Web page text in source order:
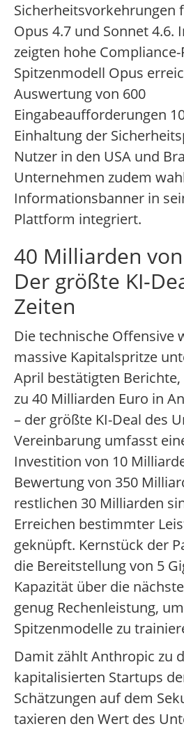
Sicherheitsvorkehrungen
Opus 4.7 und Sonnet 4.6.
zeigten hohe Compliance-
Spitzenmodell Opus
Auswertung von 600
Eingabeaufforderungen
Einhaltung der
Nutzer in den USA und
Unternehmen zudem
Informationsbanner in
Plattform integriert.
40 Milliarden
Der größte KI-
Zeiten
Die technische Offensive
massive Kapitalspritze
April bestätigten Berichte,
zu 40 Milliarden Euro in
– der größte KI-Deal des
Vereinbarung umfasst
Investition von 10
Bewertung von 350
restlichen 30 Milliarden
Erreichen bestimmter
geknüpft. Kernstück der
die Bereitstellung von 5
Kapazität über die
genug Rechenleistung,
Spitzenmodelle zu
Damit zählt Anthropic zu
kapitalisierten Startups
Schätzungen auf dem
taxieren den Wert des